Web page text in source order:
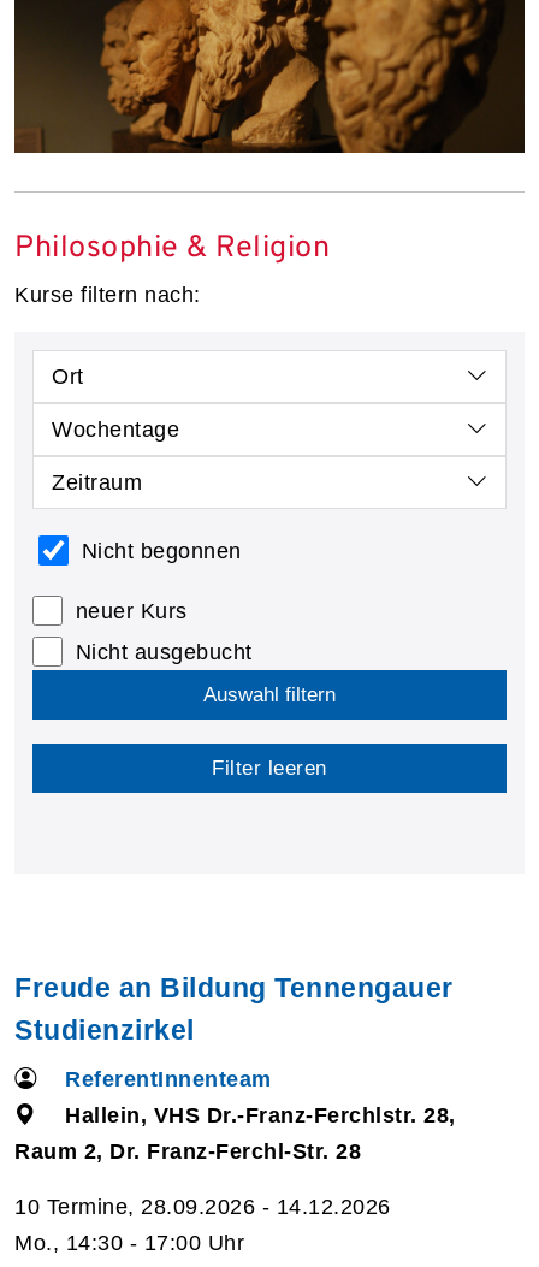
Philosophie & Religion
Kurse filtern nach:
Ort
Wochentage
Zeitraum
Nicht begonnen
neuer Kurs
Nicht ausgebucht
Auswahl filtern
Filter leeren
Freude an Bildung Tennengauer
Studienzirkel
ReferentInnenteam
Hallein, VHS Dr.-Franz-Ferchlstr. 28,
Raum 2, Dr. Franz-Ferchl-Str. 28
10 Termine, 28.09.2026 - 14.12.2026
Mo., 14:30 - 17:00 Uhr